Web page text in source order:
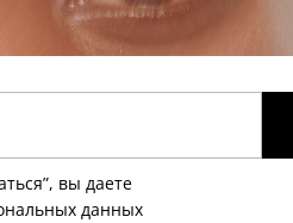
вы даете
данных